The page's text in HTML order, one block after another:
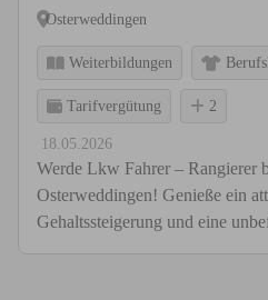
Osterweddingen
Weiterbildungen
Tarifvergütung 2
18.05.2026
Werde Lkw Fahrer – Rangierer
Osterweddingen! Genieße ein
Gehaltssteigerung und eine